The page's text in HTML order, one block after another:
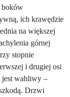
boków
ich krawędzie
na większej
górnej
stopnie
i drugiej osi
jest wahliwy –
Drzwi